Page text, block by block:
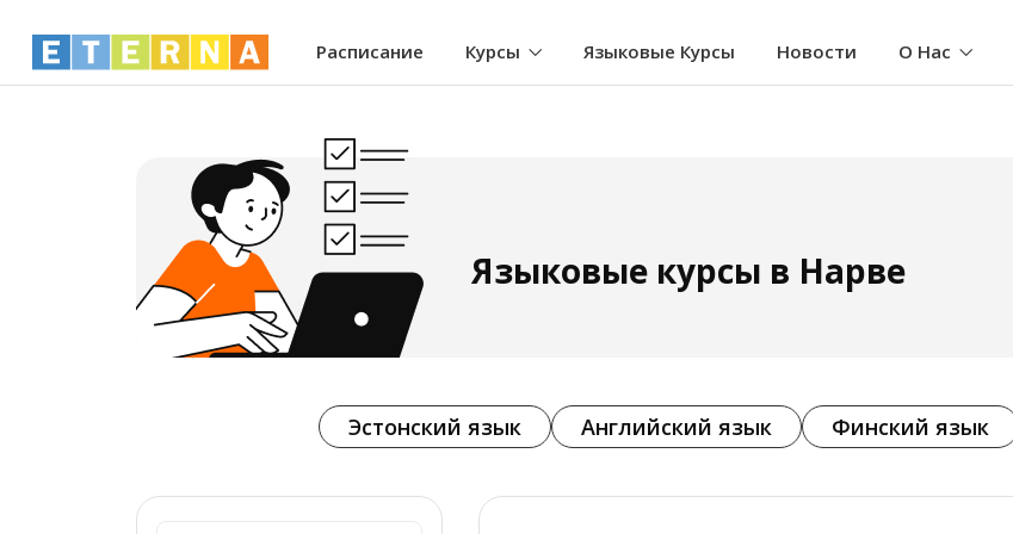
Расписание Курсы Языковые Курсы Новости О Нас
Языковые курсы в Нарве
Эстонский язык Английский язык Финский язык